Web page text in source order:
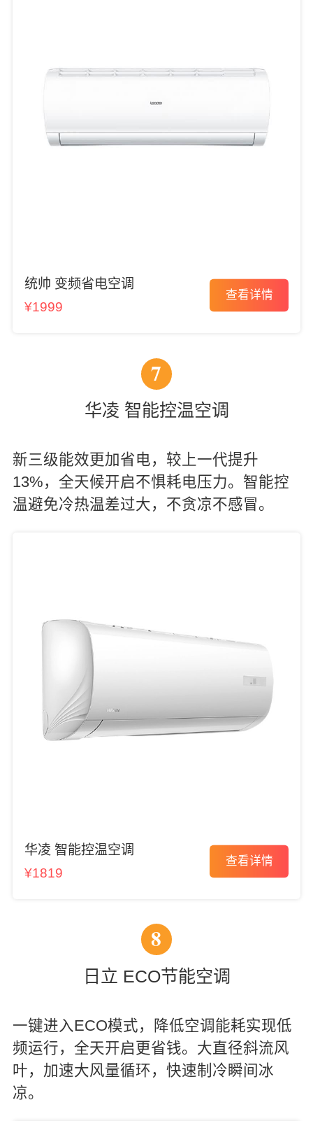
统帅 变频省电空调
¥1999
查看详情
7
华凌 智能控温空调
新三级能效更加省电，较上一代提升
13%，全天候开启不惧耗电压力。智能控
温避免冷热温差过大，不贪凉不感冒。
华凌 智能控温空调
¥1819
查看详情
8
日立 ECO节能空调
一键进入ECO模式，降低空调能耗实现低
频运行，全天开启更省钱。大直径斜流风
叶，加速大风量循环，快速制冷瞬间冰
凉。